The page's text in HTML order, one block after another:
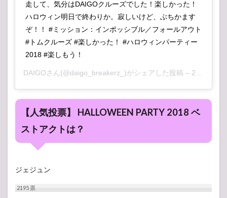
走して、気分はDAIGOクルーズでした！楽しかった！
ハロウィン明日で終わりか。寂しいけど、ぶちかます
ぞ！！ #ミッション：インポッシブル／フォールアウト
#トムクルーズ #楽しかった！ #ハロウィンパーティー
2018 #楽しもう！
DAIGOさん(@daigo_breakerz_)がシェアした投稿 – 2018年10月月27日午前6時41分PDT
【人気投票】 HALLOWEEN PARTY 2018 ベ
ストアクトは？
ジェジュン
2195票